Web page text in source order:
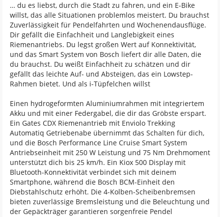
… du es liebst, durch die Stadt zu fahren, und ein E-Bike
willst, das alle Situationen problemlos meistert. Du brauchst
Zuverlässigkeit für Pendelfahrten und Wochenendausflüge.
Dir gefällt die Einfachheit und Langlebigkeit eines
Riemenantriebs. Du legst großen Wert auf Konnektivität,
und das Smart System von Bosch liefert dir alle Daten, die
du brauchst. Du weißt Einfachheit zu schätzen und dir
gefällt das leichte Auf- und Absteigen, das ein Lowstep-
Rahmen bietet. Und als i-Tüpfelchen willst
Einen hydrogeformten Aluminiumrahmen mit integriertem
Akku und mit einer Federgabel, die dir das Gröbste erspart.
Ein Gates CDX Riemenantrieb mit Enviolo Trekking
Automatiq Getriebenabe übernimmt das Schalten für dich,
und die Bosch Performance Line Cruise Smart System
Antriebseinheit mit 250 W Leistung und 75 Nm Drehmoment
unterstützt dich bis 25 km/h. Ein Kiox 500 Display mit
Bluetooth-Konnektivität verbindet sich mit deinem
Smartphone, während die Bosch BCM-Einheit den
Diebstahlschutz erhöht. Die 4-Kolben-Scheibenbremsen
bieten zuverlässige Bremsleistung und die Beleuchtung und
der Gepäckträger garantieren sorgenfreie Pendel